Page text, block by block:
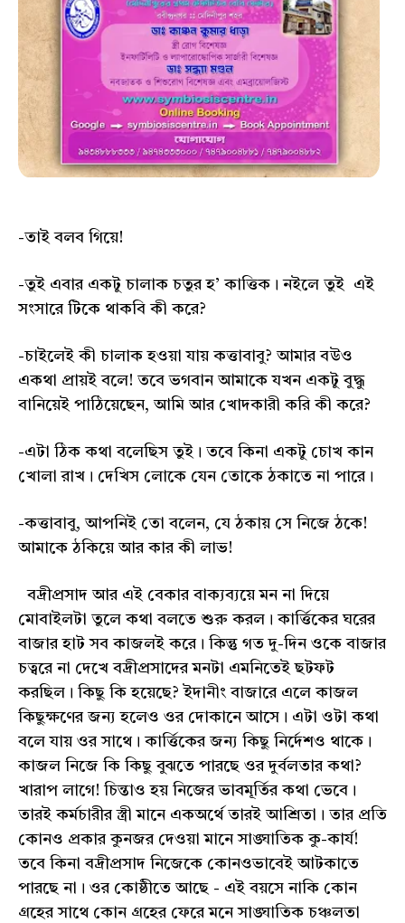
-তাই বলব গিয়ে!
-তুই এবার একটু চালাক চতুর হ’ কাত্তিক। নইলে তুই এই
সংসারে টিকে থাকবি কী করে?
-চাইলেই কী চালাক হওয়া যায় কত্তাবাবু? আমার বউও
একথা প্রায়ই বলে! তবে ভগবান আমাকে যখন একটু বুদ্ধু
বানিয়েই পাঠিয়েছেন, আমি আর খোদকারী করি কী করে?
-এটা ঠিক কথা বলেছিস তুই। তবে কিনা একটু চোখ কান
খোলা রাখ। দেখিস লোকে যেন তোকে ঠকাতে না পারে।
-কত্তাবাবু, আপনিই তো বলেন, যে ঠকায় সে নিজে ঠকে!
আমাকে ঠকিয়ে আর কার কী লাভ!
বদ্রীপ্রসাদ আর এই বেকার বাক্যব্যয়ে মন না দিয়ে
মোবাইলটা তুলে কথা বলতে শুরু করল। কার্ত্তিকের ঘরের
বাজার হাট সব কাজলই করে। কিন্তু গত দু-দিন ওকে বাজার
চত্বরে না দেখে বদ্রীপ্রসাদের মনটা এমনিতেই ছটফট
করছিল। কিছু কি হয়েছে? ইদানীং বাজারে এলে কাজল
কিছুক্ষণের জন্য হলেও ওর দোকানে আসে। এটা ওটা কথা
বলে যায় ওর সাথে। কার্ত্তিকের জন্য কিছু নির্দেশও থাকে।
কাজল নিজে কি কিছু বুঝতে পারছে ওর দুর্বলতার কথা?
খারাপ লাগে! চিন্তাও হয় নিজের ভাবমূর্তির কথা ভেবে।
তারই কর্মচারীর স্ত্রী মানে একঅর্থে তারই আশ্রিতা। তার প্রতি
কোনও প্রকার কুনজর দেওয়া মানে সাঙ্ঘাতিক কু-কার্য!
তবে কিনা বদ্রীপ্রসাদ নিজেকে কোনওভাবেই আটকাতে
পারছে না। ওর কোষ্ঠীতে আছে - এই বয়সে নাকি কোন
গ্রহের সাথে কোন গ্রহের ফেরে মনে সাঙ্ঘাতিক চঞ্চলতা